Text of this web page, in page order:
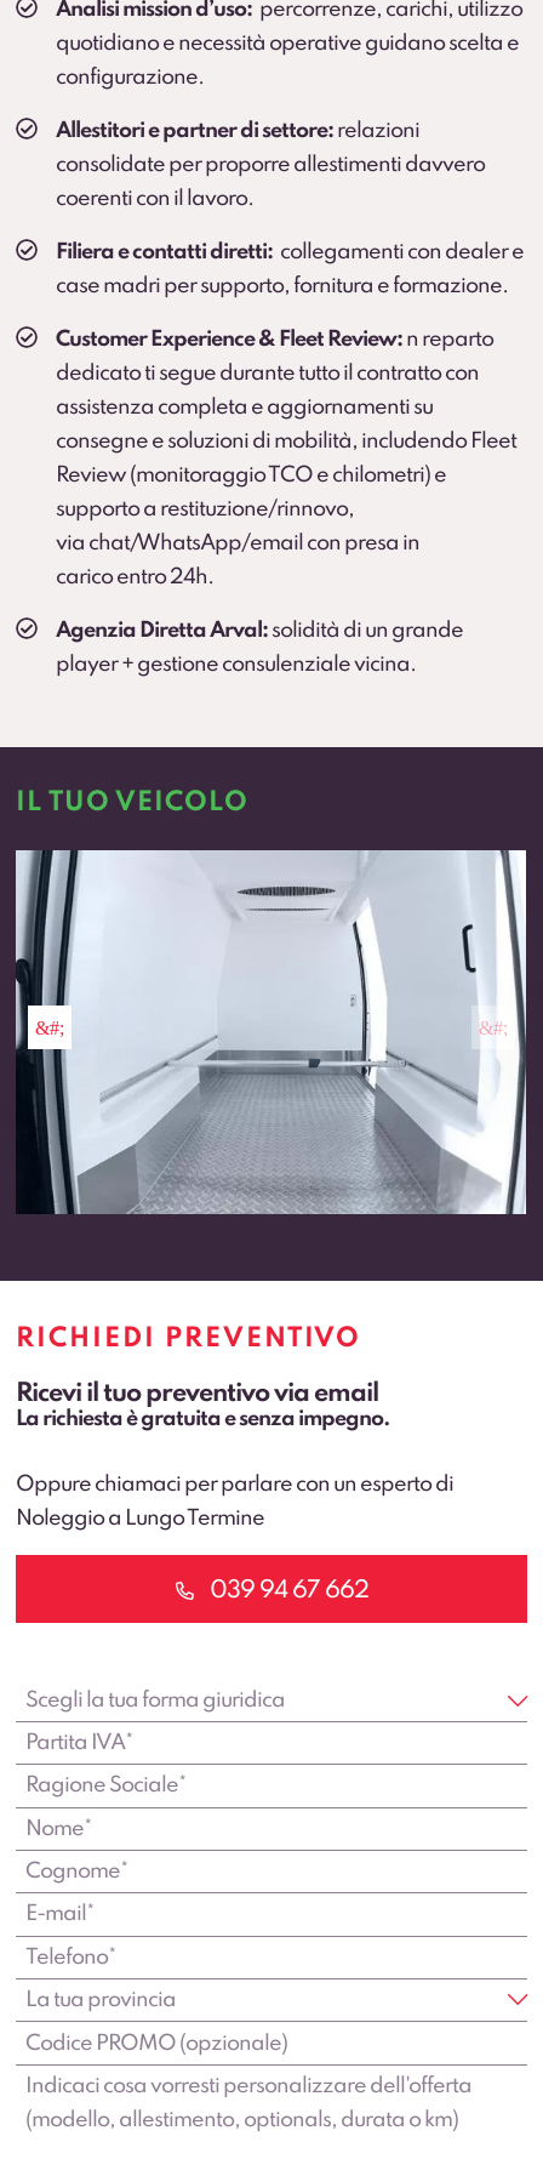
pneumatici.
Protection Pack – Noleggio senza sorprese
danni all’interno del vano di carico e sulle parti
soggette a usura chenon sono coperte dalla
Kasko.
Scopri di più
Analisi mission d’uso: percorrenze, carichi, utilizzo
quotidiano e necessità operative guidano scelta e
configurazione.
Allestitori e partner di settore: relazioni
consolidate per proporre allestimenti davvero
coerenti con il lavoro.
Filiera e contatti diretti: collegamenti con dealer e
case madri per supporto, fornitura e formazione.
Customer Experience & Fleet Review: n reparto
dedicato ti segue durante tutto il contratto con
assistenza completa e aggiornamenti su
consegne e soluzioni di mobilità, includendo Fleet
Review (monitoraggio TCO e chilometri) e
supporto a restituzione/rinnovo,
via chat/WhatsApp/email con presa in
carico entro 24h.
Agenzia Diretta Arval: solidità di un grande
player + gestione consulenziale vicina.
IL TUO VEICOLO
RICHIEDI PREVENTIVO
Ricevi il tuo preventivo via email
La richiesta è gratuita e senza impegno.
Oppure chiamaci per parlare con un esperto di
Noleggio a Lungo Termine
039 94 67 662